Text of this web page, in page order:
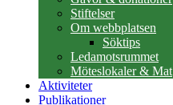
Stiftelser
Om webbplatsen
Söktips
Ledamotsrummet
Möteslokaler & Mat
Aktiviteter
Publikationer